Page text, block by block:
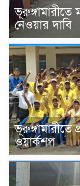
ভূরুঙ্গামারীতে
নেওয়ার দাবি
ভূরুঙ্গামারীতে
ওয়ার্কশপ